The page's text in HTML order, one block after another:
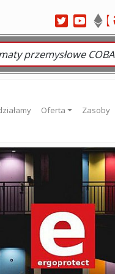
przemysłowe COBA
Oferta Zasoby